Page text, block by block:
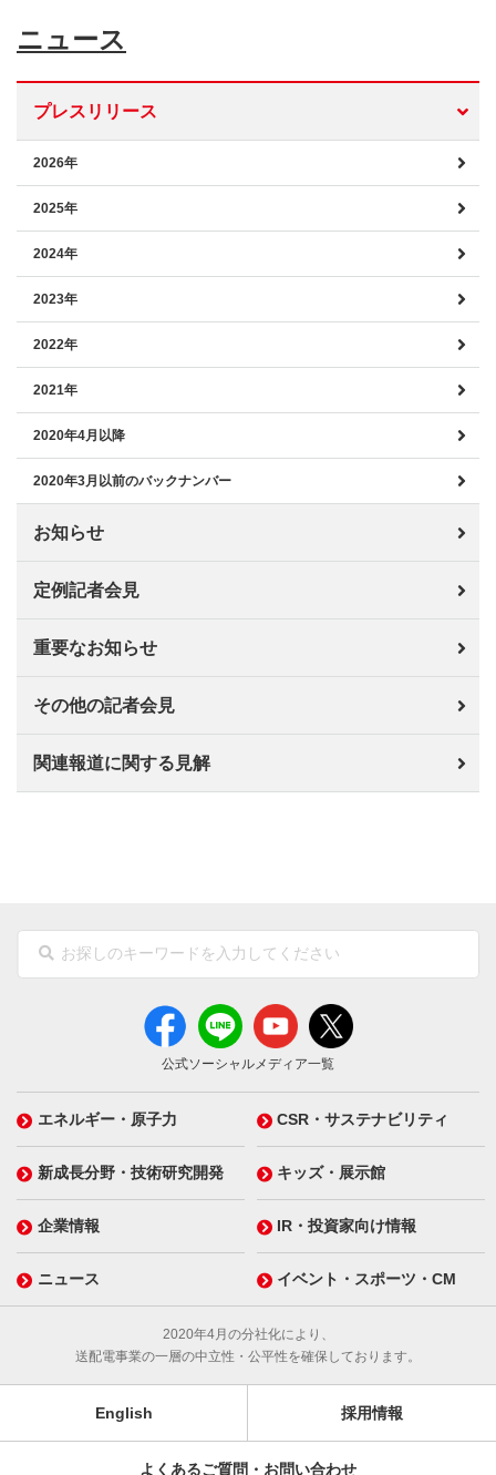
ニュース
プレスリリース
2026年
2025年
2024年
2023年
2022年
2021年
2020年4月以降
2020年3月以前のバックナンバー
お知らせ
定例記者会見
重要なお知らせ
その他の記者会見
関連報道に関する見解
公式ソーシャルメディア一覧
エネルギー・原子力 CSR・サステナビリティ
新成長分野・技術研究開発 キッズ・展示館
企業情報 IR・投資家向け情報
ニュース イベント・スポーツ・CM
2020年4月の分社化により、
送配電事業の一層の中立性・公平性を確保しております。
English 採用情報
よくあるご質問・お問い合わせ